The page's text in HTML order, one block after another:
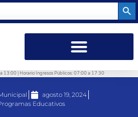
13:00 | Horario Ingresos Públicos: 07:00 a 17:30
agosto 19, 2024
Educativos